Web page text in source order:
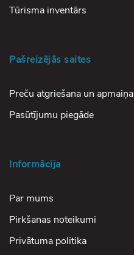
Tūrisma inventārs
Pašreizējās saites
Preču atgriešana un apmaiņa
Pasūtījumu piegāde
Informācija
Par mums
Pirkšanas noteikumi
Privātuma politika